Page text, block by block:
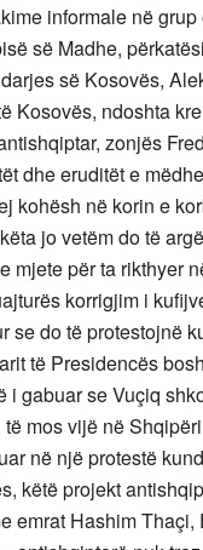
informale në
së Madhe,
së Kosovës,
Kosovës, ndoshta
zonjës
dhe eruditët e
kohësh në korin e
jo vetëm do të
mjete për ta rikthyer
korrigjim i
se do të protestojnë
të Presidencës
i gabuar se Vuçiq
mos vijë në
në një protestë
këtë projekt
emrat Hashim